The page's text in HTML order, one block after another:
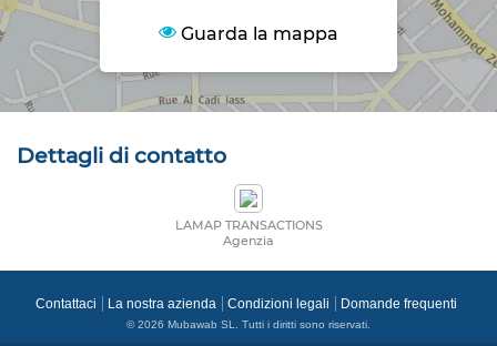
Guarda la mappa
Dettagli di contatto
LAMAP TRANSACTIONS
Agenzia
Contattaci La nostra azienda Condizioni legali Domande frequenti
© 2026 Mubawab SL. Tutti i diritti sono riservati.